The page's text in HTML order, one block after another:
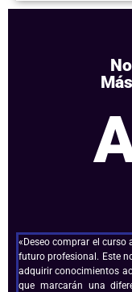
«Deseo comprar el curso
futuro profesional. Este
adquirir conocimientos
que marcarán una